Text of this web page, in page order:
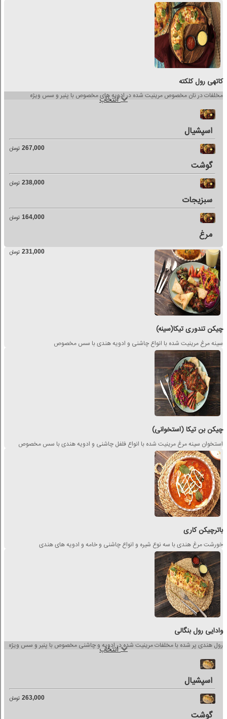
کاتهی رول کلکته
مخلفات در نان مخصوص مرینیت شده در ادویه های مخصوص با پنیر و سس ویژه
انتخاب
اسپشیال
267,000 تومان
گوشت
238,000 تومان
سبزیجات
164,000 تومان
مرغ
231,000 تومان
چیکن تندوری تیکا(سینه)
سینه مرغ مرینیت شده با انواع چاشنی و ادویه هندی با سس مخصوص
چیکن بن تیکا (استخوانی)
استخوان سینه مرغ مرینیت شده با انواع فلفل چاشنی و ادویه هندی با سس مخصوص
باترچیکن کاری
خورشت مرغ هندی با سه نوع شیره و انواع چاشنی و خامه و ادویه های هندی
وادایی رول بنگالی
رول هندی پر شده با مخلفات مرینیت شده در ادویه و چاشنی مخصوص با پنیر و سس ویژه
انتخاب
اسپشیال
263,000 تومان
گوشت